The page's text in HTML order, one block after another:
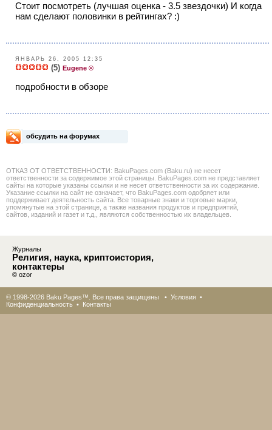
Стоит посмотреть (лучшая оценка - 3.5 звездочки) И когда
нам сделают половинки в рейтингаx? :)
ЯНВАРЬ 26, 2005 12:35
(5) Eugene ®
подробности в обзоре
обсудить на форумах
ОТКАЗ ОТ ОТВЕТСТВЕННОСТИ: BakuPages.com (Baku.ru) не несет
ответственности за содержимое этой страницы. BakuPages.com не представляет
сайты на которые указаны ссылки и не несет ответственности за их содержание.
Указание ссылки на сайт не означает, что BakuPages.com одобряет или
поддерживает деятельность сайта. Все товарные знаки и торговые марки,
упомянутые на этой странице, а также названия продуктов и предприятий,
сайтов, изданий и газет и т.д., являются собственностью их владельцев.
Журналы
Религия, наука, криптоистория,
контактеры
© ozor
© 1998-2026 Baku Pages™. Все права защищены • Условия •
Конфиденциальность • Контакты